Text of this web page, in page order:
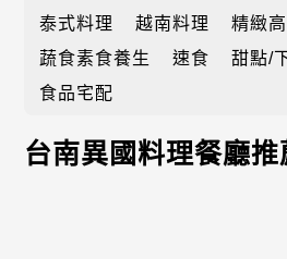
泰式料理
越南料理
精緻
蔬食素食養生
速食 甜點/
食品宅配
台南異國料理餐廳推